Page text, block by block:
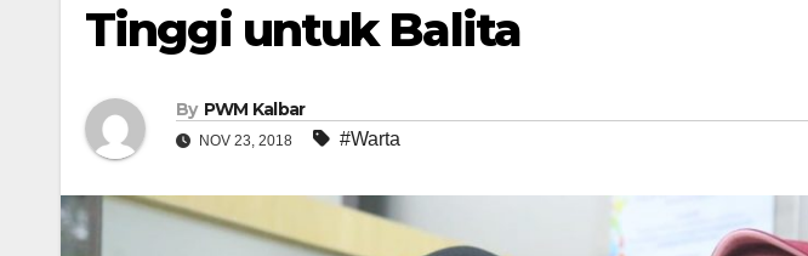
Tinggi untuk Balita
By PWM Kalbar
NOV 23, 2018 #Warta